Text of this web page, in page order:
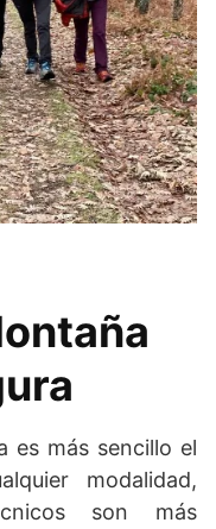
es más sencillo el
modalidad,
son más